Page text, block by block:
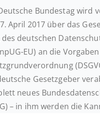
Bun­des­tag wird
April 2017 über das
des deut­schen
EU) an die
Ge­setz­ge­ber
neues
– in ihm werden die